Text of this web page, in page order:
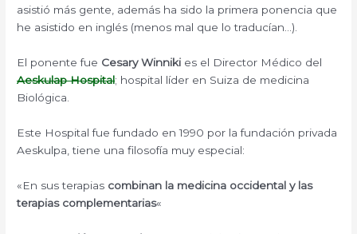
asistió más gente, además ha sido la primera ponencia que
he asistido en inglés (menos mal que lo traducían…).
El ponente fue Cesary Winniki es el Director Médico del
Aeskulap Hospital; hospital líder en Suiza de medicina
Biológica.
Este Hospital fue fundado en 1990 por la fundación privada
Aeskulpa, tiene una filosofía muy especial:
«En sus terapias combinan la medicina occidental y las
terapias complementarias«